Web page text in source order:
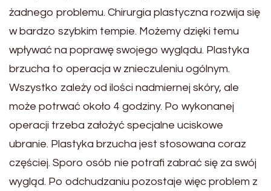
żadnego problemu. Chirurgia plastyczna rozwija się
w bardzo szybkim tempie. Możemy dzięki temu
wpływać na poprawę swojego wyglądu. Plastyka
brzucha to operacja w znieczuleniu ogólnym.
Wszystko zależy od ilości nadmiernej skóry, ale
może potrwać około 4 godziny. Po wykonanej
operacji trzeba założyć specjalne uciskowe
ubranie. Plastyka brzucha jest stosowana coraz
częściej. Sporo osób nie potrafi zabrać się za swój
wygląd. Po odchudzaniu pozostaje więc problem z